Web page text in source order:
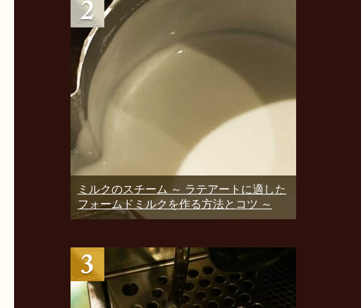
ミルクのスチーム ～ ラテアートに適した
フォームドミルクを作る方法とコツ ～